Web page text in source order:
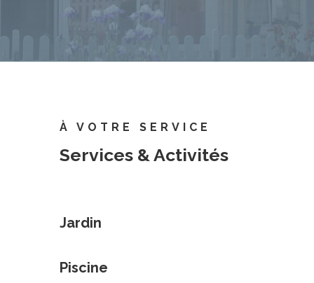
À VOTRE SERVICE
Services & Activités
Jardin
Piscine